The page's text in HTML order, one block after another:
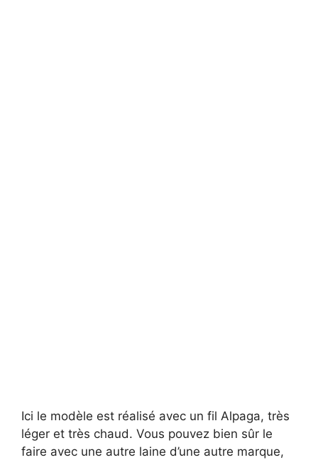
Ici le modèle est réalisé avec un fil Alpaga, très
léger et très chaud. Vous pouvez bien sûr le
faire avec une autre laine d’une autre marque,